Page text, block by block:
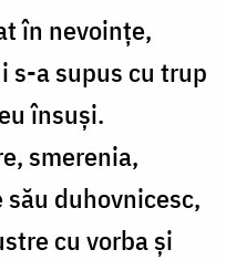
în nevoințe,
s-a supus cu trup
însuși.
smerenia,
duhovnicesc,
cu vorba și